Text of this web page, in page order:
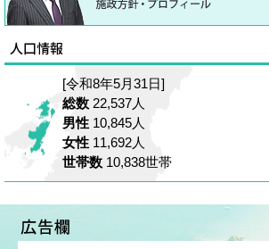
[令和8年5月31日]
総数 22,537人
男性 10,845人
女性 11,692人
世帯数 10,838世帯